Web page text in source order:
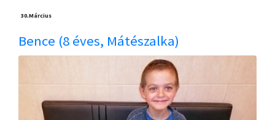
30.Március
Bence (8 éves, Mátészalka)